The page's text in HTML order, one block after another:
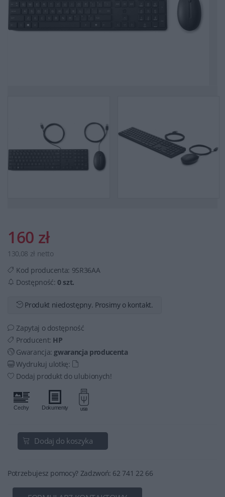
160 zł
130,08 zł netto
Kod producenta: 9SR36AA
Dostępność:0 szt.
Produkt niedostępny. Prosimy o kontakt.
Zapytaj o dostępność
Producent: HP
Gwarancja: gwarancja producenta
Wydrukuj ulotkę:
Dodaj produkt do ulubionych!
Dodaj do koszyka
Potrzebujesz pomocy? Zadzwoń: 62 741 22 66